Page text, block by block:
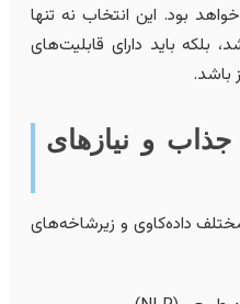
این انتخاب نه تنها
باید دارای قابلیت‌های
و نیازهای
داده‌کاوی و زیرشاخه‌های